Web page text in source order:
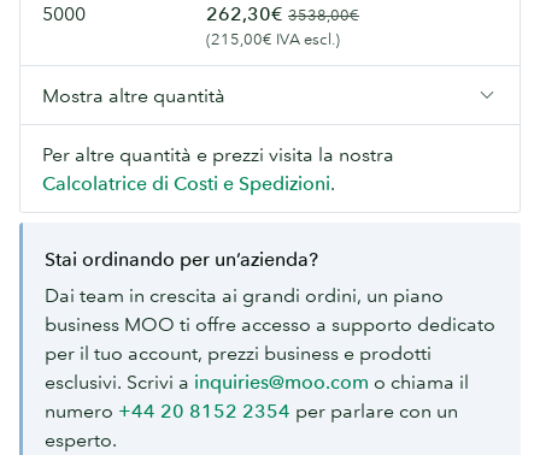
5000 262,30€ 3538,00€
(215,00€ IVA escl.)
Mostra altre quantità
Per altre quantità e prezzi visita la nostra
Calcolatrice di Costi e Spedizioni.
Stai ordinando per un’azienda?
Dai team in crescita ai grandi ordini, un piano
business MOO ti offre accesso a supporto dedicato
per il tuo account, prezzi business e prodotti
esclusivi. Scrivi a inquiries@moo.com o chiama il
numero +44 20 8152 2354 per parlare con un
esperto.